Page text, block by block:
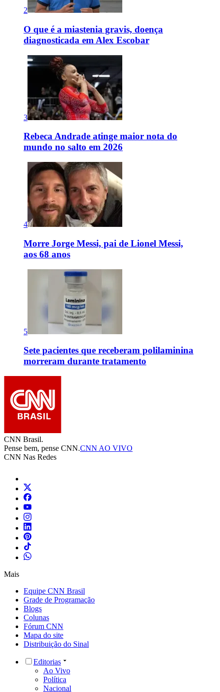
2
O que é a miastenia gravis, doença
diagnosticada em Alex Escobar
3
Rebeca Andrade atinge maior nota do
mundo no salto em 2026
4
Morre Jorge Messi, pai de Lionel Messi,
aos 68 anos
5
Sete pacientes que receberam polilaminina
morreram durante tratamento
CNN Brasil.
Pense bem, pense CNN.CNN AO VIVO
CNN Nas Redes
Mais
Equipe CNN Brasil
Grade de Programação
Blogs
Colunas
Fórum CNN
Mapa do site
Distribuição do Sinal
Editorias
Ao Vivo
Política
Nacional